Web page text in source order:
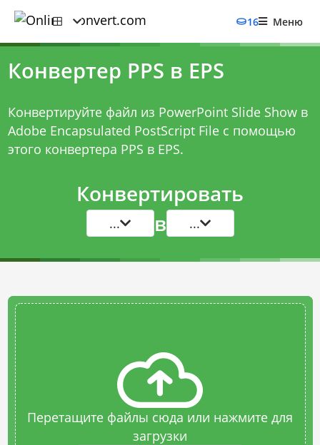
16 Меню
Конвертер PPS в EPS
Конвертируйте файл из PowerPoint Slide Show в
Adobe Encapsulated PostScript File с помощью
этого конвертера PPS в EPS.
Конвертировать
... в ...
Перетащите файлы сюда или нажмите для
загрузки